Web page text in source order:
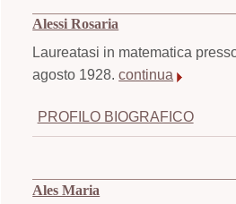
Alessi Rosaria
Laureatasi in matematica
agosto 1928.continua
PROFILO BIOGRAFICO
Ales Maria